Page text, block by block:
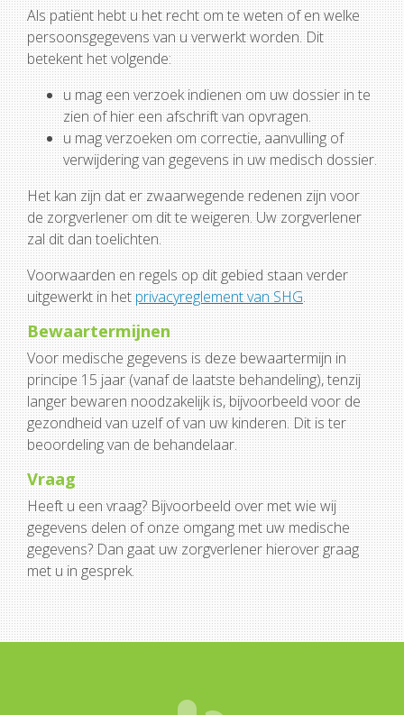
Als patiënt hebt u het recht om te weten of en welke
persoonsgegevens van u verwerkt worden. Dit
betekent het volgende:
u mag een verzoek indienen om uw dossier in te
zien of hier een afschrift van opvragen.
u mag verzoeken om correctie, aanvulling of
verwijdering van gegevens in uw medisch dossier.
Het kan zijn dat er zwaarwegende redenen zijn voor
de zorgverlener om dit te weigeren. Uw zorgverlener
zal dit dan toelichten.
Voorwaarden en regels op dit gebied staan verder
uitgewerkt in hetprivacyreglement van SHG.
Bewaartermijnen
Voor medische gegevens is deze bewaartermijn in
principe 15 jaar (vanaf de laatste behandeling), tenzij
langer bewaren noodzakelijk is, bijvoorbeeld voor de
gezondheid van uzelf of van uw kinderen. Dit is ter
beoordeling van de behandelaar.
Vraag
Heeft u een vraag? Bijvoorbeeld over met wie wij
gegevens delen of onze omgang met uw medische
gegevens? Dan gaat uw zorgverlener hierover graag
met u in gesprek.